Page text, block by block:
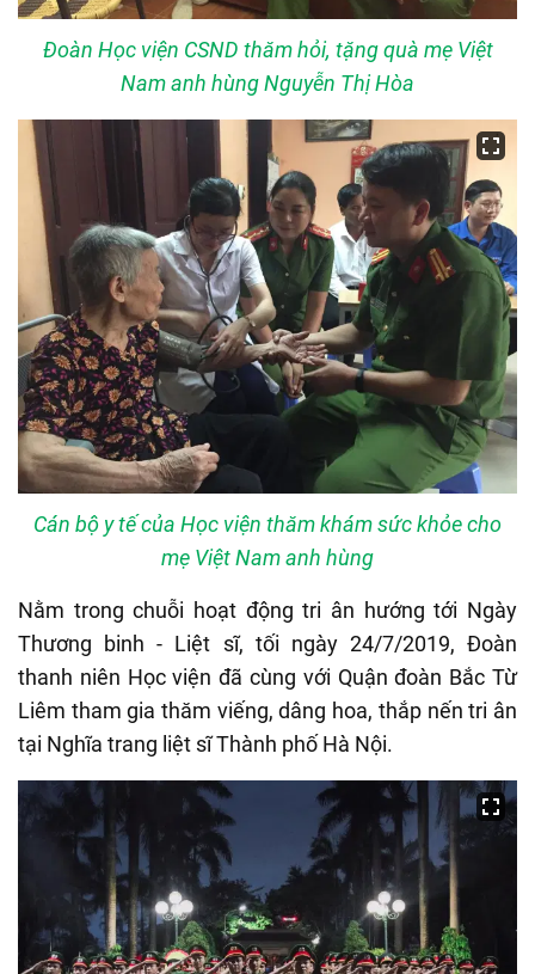
Đoàn Học viện CSND thăm hỏi, tặng quà mẹ Việt
Nam anh hùng Nguyễn Thị Hòa
Cán bộ y tế của Học viện thăm khám sức khỏe cho
mẹ Việt Nam anh hùng
Nằm trong chuỗi hoạt động tri ân hướng tới Ngày
Thương binh - Liệt sĩ, tối ngày 24/7/2019, Đoàn
thanh niên Học viện đã cùng với Quận đoàn Bắc Từ
Liêm tham gia thăm viếng, dâng hoa, thắp nến tri ân
tại Nghĩa trang liệt sĩ Thành phố Hà Nội.